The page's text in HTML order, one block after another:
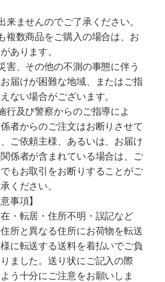
ませんのでご了承ください。
複数商品をご購入の場合は、お
あります。
害、その他の不測の事態に伴う
届けが困難な地域、またはご指
ない場合がございます。
行及び警察からのご指導によ
者からのご注文はお断りさせて
ご依頼主様、あるいは、お届け
係者が含まれている場合は、ご
もお取引をお断りすることがご
ください。
事項】
・転居・住所不明・誤記など
所と異なる住所にお荷物を転送
に転送する送料を着払いでご負
ました。送り状にご記入の際
う十分にご注意をお願いしま